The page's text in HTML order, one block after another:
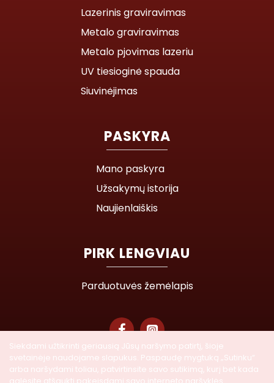
Siekdami užtikrinti geriausią Jūsų naršymo patirtį, šioje
svetainėje naudojame slapukus. Paspaudę mygtuką „Sutinku“
arba naršydami toliau, patvirtinsite savo sutikimą, kurį bet kada
galėsite atšaukti pakeisdami savo interneto naršyklės
Lazerinis graviravimas
Metalo graviravimas
Metalo pjovimas lazeriu
UV tiesioginė spauda
Siuvinėjimas
PASKYRA
Mano paskyra
Užsakymų istorija
Naujienlaiškis
PIRK LENGVIAU
Parduotuvės žemėlapis
© 2026 Lasegra UAB. Visos teisės saugomos